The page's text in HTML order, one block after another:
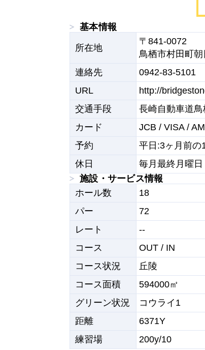
基本情報
所在地
〒841-0072
鳥栖市村田町
連絡先
0942-83-5101
URL
http://
交通手段
長崎自動車道
カード
JCB / VISA /
予約
平日:3ヶ月前の
休日
毎月最終月曜日
施設・サービス情報
ホール数
18
パー
72
レート
--
コース
OUT / IN
コース状況
丘陵
コース面積
594000㎡
グリーン状況
コウライ1
距離
6371Y
練習場
200y/10